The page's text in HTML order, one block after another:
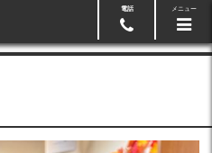
電話 メニュー
0965-33-5511